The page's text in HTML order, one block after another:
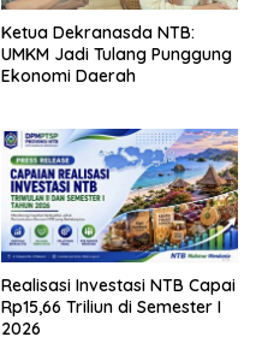
Ketua Dekranasda NTB:
UMKM Jadi Tulang Punggung
Ekonomi Daerah
Realisasi Investasi NTB Capai
Rp15,66 Triliun di Semester I
2026